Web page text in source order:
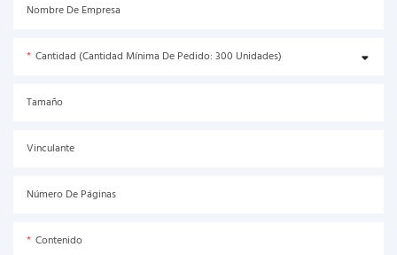
Nombre De Empresa
Cantidad (Cantidad Mínima De Pedido: 300 Unidades)
Tamaño
Vinculante
Número De Páginas
Contenido